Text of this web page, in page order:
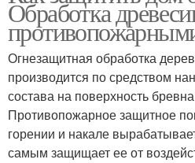
Обработка
Огнезащитная обработка
производится по средством
состава на поверхность
Противопожарное защитное
горении и накале
самым защищает ее от